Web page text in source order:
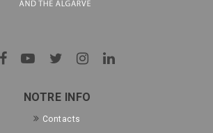
NOTRE INFO
Contacts